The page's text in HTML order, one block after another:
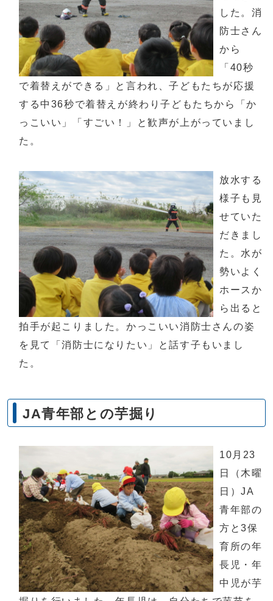
した。消
防士さん
から
「40秒
で着替えができる」と言われ、子どもたちが応援
する中36秒で着替えが終わり子どもたちから「か
っこいい」「すごい！」と歓声が上がっていまし
た。
放水する
様子も見
せていた
だきまし
た。水が
勢いよく
ホースか
ら出ると
拍手が起こりました。かっこいい消防士さんの姿
を見て「消防士になりたい」と話す子もいまし
た。
JA青年部との芋掘り
10月23
日（木曜
日）JA
青年部の
方と3保
育所の年
長児・年
中児が芋